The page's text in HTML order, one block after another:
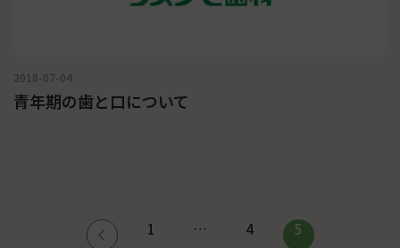
2018-07-04
青年期の歯と口について
1 … 4 5